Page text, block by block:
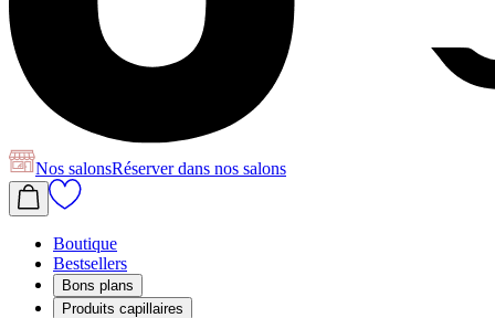
Nos salonsRéserverdans nos salons
Boutique
Bestsellers
Bons plans
Produits capillaires